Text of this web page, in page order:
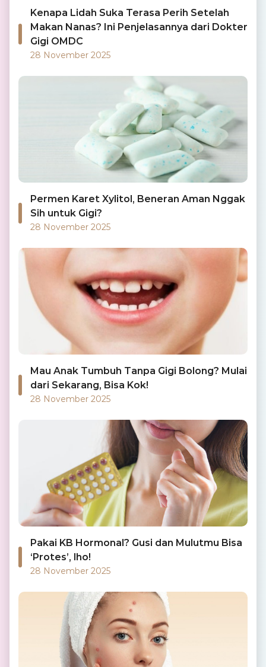
Kenapa Lidah Suka Terasa Perih Setelah
Makan Nanas? Ini Penjelasannya dari Dokter
Gigi OMDC
28 November 2025
Permen Karet Xylitol, Beneran Aman Nggak
Sih untuk Gigi?
28 November 2025
Mau Anak Tumbuh Tanpa Gigi Bolong? Mulai
dari Sekarang, Bisa Kok!
28 November 2025
Pakai KB Hormonal? Gusi dan Mulutmu Bisa
‘Protes’, lho!
28 November 2025